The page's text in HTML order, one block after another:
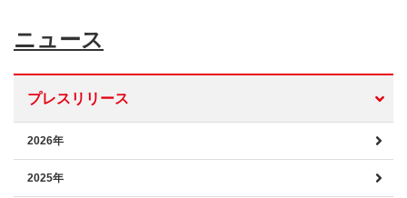
ニュース
プレスリリース
2026年
2025年